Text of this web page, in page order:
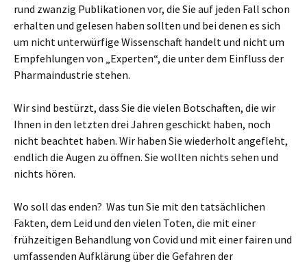
rund zwanzig Publikationen vor, die Sie auf jeden Fall schon
erhalten und gelesen haben sollten und bei denen es sich
um nicht unterwürfige Wissenschaft handelt und nicht um
Empfehlungen von „Experten“, die unter dem Einfluss der
Pharmaindustrie stehen.
Wir sind bestürzt, dass Sie die vielen Botschaften, die wir
Ihnen in den letzten drei Jahren geschickt haben, noch
nicht beachtet haben. Wir haben Sie wiederholt angefleht,
endlich die Augen zu öffnen. Sie wollten nichts sehen und
nichts hören.
Wo soll das enden? Was tun Sie mit den tatsächlichen
Fakten, dem Leid und den vielen Toten, die mit einer
frühzeitigen Behandlung von Covid und mit einer fairen und
umfassenden Aufklärung über die Gefahren der